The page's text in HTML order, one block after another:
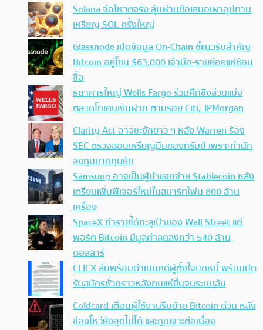
Solana จ่อโหวตจริง ลุ้นผ่านข้อเสนอเผาอุปทาน
เหรียญ SOL ครั้งใหญ่
Glassnode เปิดข้อมูล On-Chain ชี้แนวรับสำคัญ
Bitcoin อยู่โซน $63,000 เจ้ามือ-รายย่อยแห่ช้อน
ซื้อ
ธนาคารใหญ่ Wells Fargo ร่วมศึกชิงส่วนแบ่ง
ตลาดโทเคนเงินฝาก ตามรอย Citi, JPMorgan
Clarity Act อาจชะงักยาว ๆ หลัง Warren ร้อง
SEC ตรวจสอบเหรียญมีมของทรัมป์ เพราะทำนัก
ลงทุนขาดทุนยับ
Samsung อาจเป็นผู้นำแจกจ่าย Stablecoin หลัง
เตรียมเพิ่มฟีเจอร์ใหม่ในสมาร์ทโฟน 800 ล้าน
เครื่อง
SpaceX ทำรายได้ทะลุเป้าของ Wall Street แต่
พอร์ต Bitcoin มีมูลค่าลดลงกว่า 540 ล้าน
ดอลลาร์
CLICX ลั่นพร้อมดำเนินคดีผู้ตั้งใจบิดหนี้ พร้อมปิด
รับสมัครชั่วคราวหลังคนแห่ยื่นจนระบบล้น
Coldcard เตือนผู้ใช้งานรีบย้าย Bitcoin ด่วน หลัง
ช่องโหว่ยังอุดไม่ได้ และถูกเจาะต่อเนื่อง